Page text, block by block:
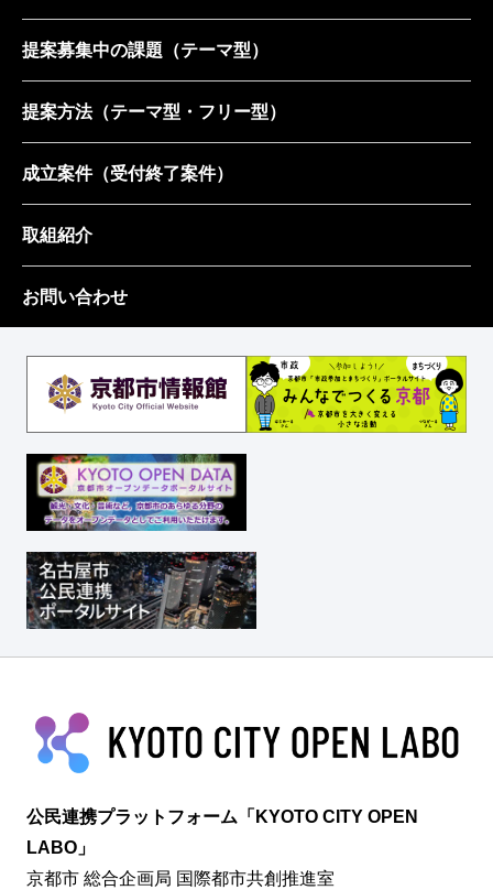
提案募集中の課題 （テーマ型）
提案方法（テーマ型・フリー型）
成立案件（受付終了案件）
取組紹介
お問い合わせ
公民連携プラットフォーム「KYOTO CITY OPEN
LABO」
京都市 総合企画局 国際都市共創推進室